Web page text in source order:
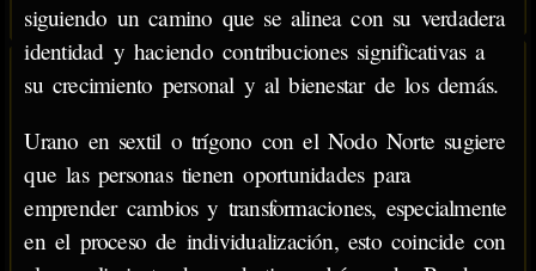
siguiendo un camino que se alinea con su verdadera
identidad y haciendo contribuciones significativas a
su crecimiento personal y al bienestar de los demás.
Urano en sextil o trígono con el Nodo Norte sugiere
que las personas tienen oportunidades para
emprender cambios y transformaciones, especialmente
en el proceso de individualización, esto coincide con